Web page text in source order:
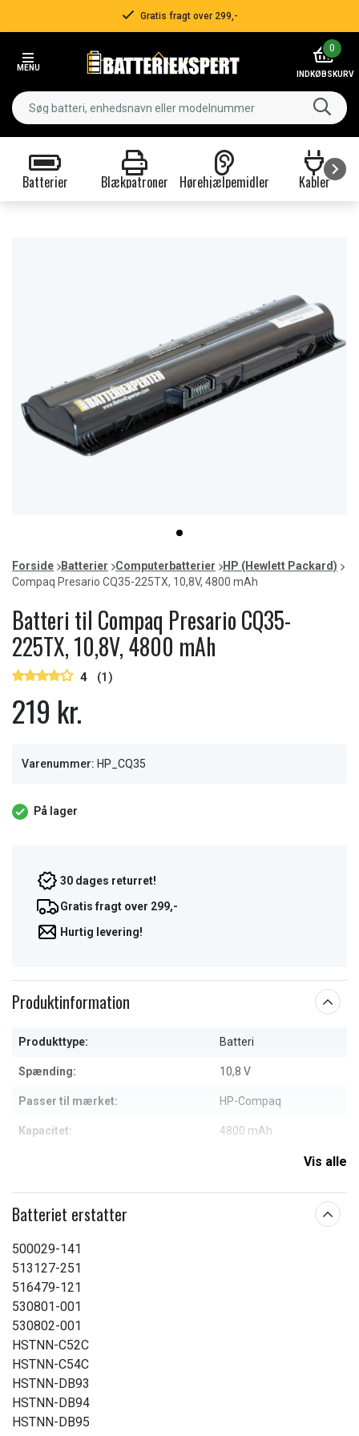
Gratis fragt over 299,-
MENU
0
INDKØBSKURV
Batterier Blækpatroner Hørehjælpemidler Kabler
item
0
of
1
Forside Batterier Computerbatterier
HP (Hewlett Packard)
Compaq Presario CQ35-225TX, 10,8V, 4800 mAh
Batteri til Compaq Presario CQ35-
225TX, 10,8V, 4800 mAh
4 (1)
219 kr.
Varenummer: HP_CQ35
På lager
30 dages returret!
Gratis fragt over 299,-
Hurtig levering!
Produktinformation
Produkttype: Batteri
Spænding: 10,8 V
Passer til mærket: HP-Compaq
Kapacitet: 4800 mAh
Vis alle
Batteriet erstatter
500029-141
513127-251
516479-121
530801-001
530802-001
HSTNN-C52C
HSTNN-C54C
HSTNN-DB93
HSTNN-DB94
HSTNN-DB95